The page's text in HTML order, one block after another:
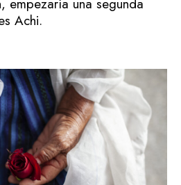
empezaría una segunda
Achi.